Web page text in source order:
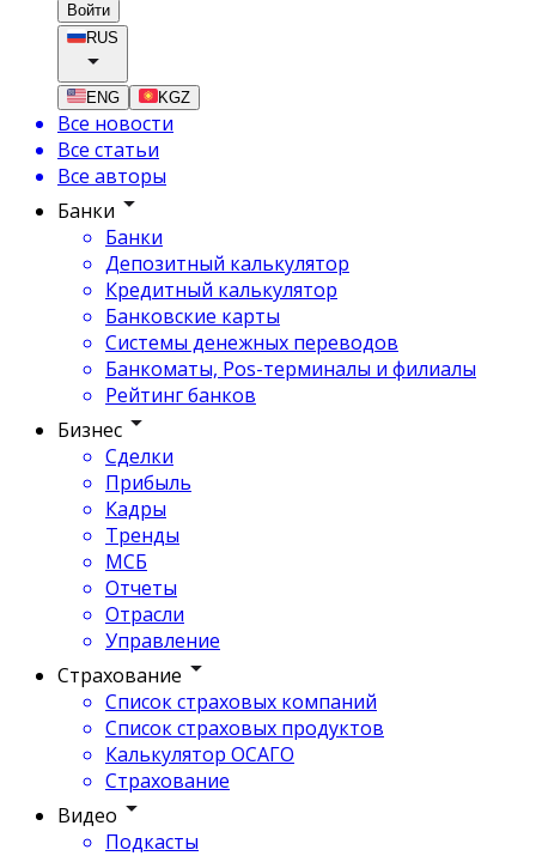
Войти
RUS
ENG KGZ
Все новости
Все статьи
Все авторы
Банки
Банки
Депозитный калькулятор
Кредитный калькулятор
Банковские карты
Системы денежных переводов
Банкоматы, Pos-терминалы и филиалы
Рейтинг банков
Бизнес
Сделки
Прибыль
Кадры
Тренды
МСБ
Отчеты
Отрасли
Управление
Страхование
Список страховых компаний
Список страховых продуктов
Калькулятор ОСАГО
Страхование
Видео
Подкасты